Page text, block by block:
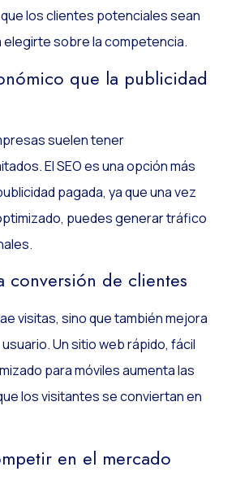
los clientes potenciales sean
sobre la competencia.
que la publicidad
suelen tener
El SEO es una opción más
pagada, ya que una vez
puedes generar tráfico
conversión de clientes
visitas, sino que también mejora
Un sitio web rápido, fácil
para móviles aumenta las
los visitantes se conviertan en
en el mercado